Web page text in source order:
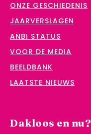
ONZE GESCHIEDENIS
JAARVERSLAGEN
ANBI STATUS
VOOR DE MEDIA
BEELDBANK
LAATSTE NIEUWS
Dakloos en nu?